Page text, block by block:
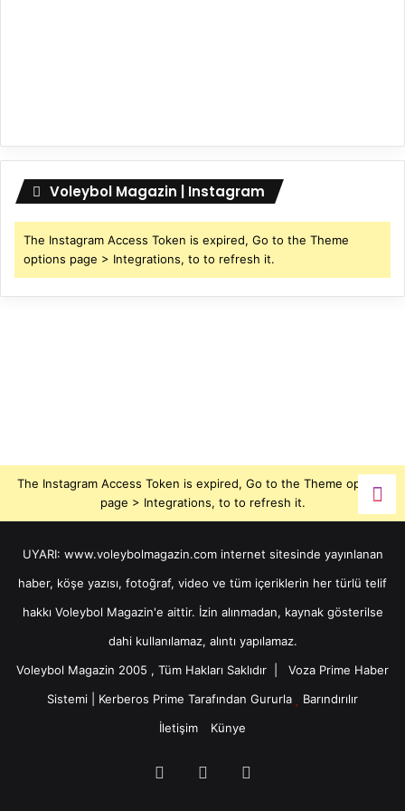
Voleybol Magazin | Instagram
The Instagram Access Token is expired, Go to the Theme
options page > Integrations, to to refresh it.
The Instagram Access Token is expired, Go to the Theme options
page > Integrations, to to refresh it.
UYARI: www.voleybolmagazin.com internet sitesinde yayınlanan
haber, köşe yazısı, fotoğraf, video ve tüm içeriklerin her türlü telif
hakkı Voleybol Magazin'e aittir. İzin alınmadan, kaynak gösterilse
dahi kullanılamaz, alıntı yapılamaz.
Voleybol Magazin 2005 , Tüm Hakları Saklıdır | Voza Prime Haber
Sistemi
Kerberos Prime Tarafından Gururla
Barındırılır
İletişim
Künye
YouTube